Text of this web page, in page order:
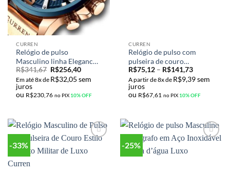
CURREN
Relógio de pulso
Masculino linha Elegance
Multifuncional
Cronógrafo Original
CURREN
R$341,67 R$256,40
Em até 8x de R$32,05 sem
juros
ou R$230,76 no PIX 10% OFF
CURREN
Relógio de pulso com
pulseira de couro
masculino curren
R$75,12 – R$141,73
A partir de 8x de R$9,39sem
juros
ou R$67,61 no PIX 10% OFF
-33%
aos meus
-25%